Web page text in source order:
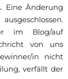
Eine Änderung
im Blog/auf
von uns
in nicht
verfällt der